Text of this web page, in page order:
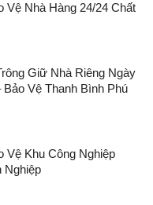
Vệ Nhà Hàng 24/24 Chất
Giữ Nhà Riêng Ngày
Vệ Thanh Bình Phú
Vệ Khu Công Nghiệp
Nghiệp